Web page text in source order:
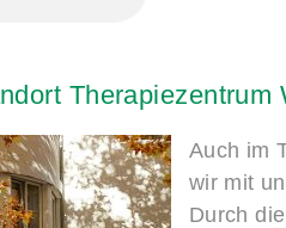
Therapiezentrum
Auch im
wir mit
Durch